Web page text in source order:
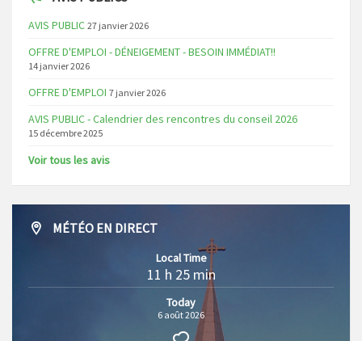
AVIS PUBLIC 27 janvier 2026
OFFRE D'EMPLOI - DÉNEIGEMENT - BESOIN IMMÉDIAT!!
14 janvier 2026
OFFRE D'EMPLOI 7 janvier 2026
AVIS PUBLIC - Calendrier des rencontres du conseil 2026
15 décembre 2025
Voir tous les avis
MÉTÉO EN DIRECT
Local Time
11 h 25 min
Today
6 août 2026